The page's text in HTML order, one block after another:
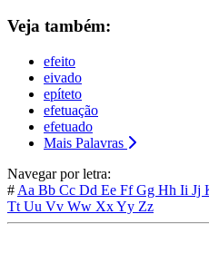
Veja também:
efeito
eivado
epíteto
efetuação
efetuado
Mais Palavras
Navegar por letra:
# Aa Bb Cc Dd Ee FfGg Hh Ii Jj
Tt Uu Vv Ww XxYy Zz